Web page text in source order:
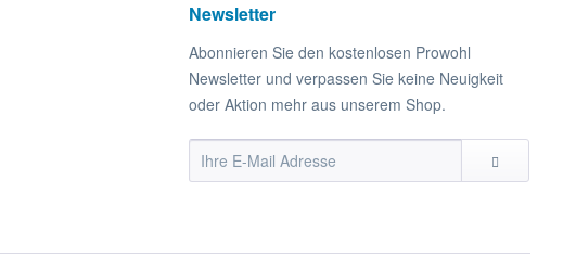
Newsletter
Abonnieren Sie den kostenlosen Prowohl
Newsletter und verpassen Sie keine Neuigkeit
oder Aktion mehr aus unserem Shop.